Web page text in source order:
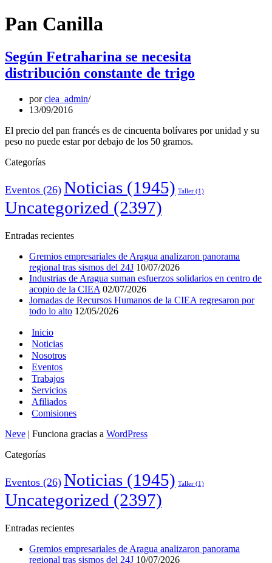
Pan Canilla
Según Fetraharina se necesita
distribución constante de trigo
porciea_admin
13/09/2016
El precio del pan francés es de cincuenta bolívares por unidad y su
peso no puede estar por debajo de los 50 gramos.
Categorías
Eventos (26) Noticias (1945) Taller (1)
Uncategorized (2397)
Entradas recientes
Gremios empresariales de Aragua analizaron panorama
regional tras sismos del 24J 10/07/2026
Industrias de Aragua suman esfuerzos solidarios en centro de
acopio de la CIEA 02/07/2026
Jornadas de Recursos Humanos de la CIEA regresaron por
todo lo alto 12/05/2026
Inicio
Noticias
Nosotros
Eventos
Trabajos
Servicios
Afiliados
Comisiones
Neve | Funciona gracias a WordPress
Categorías
Eventos (26) Noticias (1945) Taller (1)
Uncategorized (2397)
Entradas recientes
Gremios empresariales de Aragua analizaron panorama
regional tras sismos del 24J 10/07/2026